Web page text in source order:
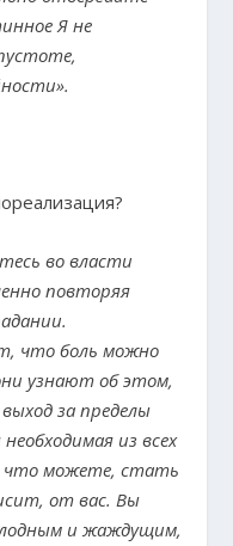
Я не
во власти
повторяя
что боль можно
узнают об этом,
за пределы
из всех
что можете, стать
от вас. Вы
и жаждущим,